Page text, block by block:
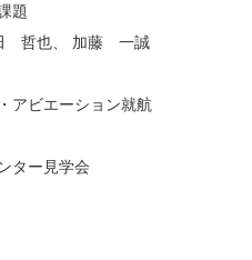
題
哲也、 加藤 一誠
アビエーション就航
ター見学会